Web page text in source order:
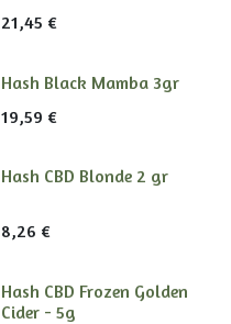
21,45 €
Hash Black Mamba 3gr
19,59 €
Hash CBD Blonde 2 gr
8,26 €
Hash CBD Frozen Golden
Cider - 5g